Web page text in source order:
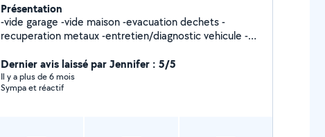
Présentation
-vide garage -vide maison -evacuation dechets -
recuperation metaux -entretien/diagnostic vehicule -
véhicule -etc
Dernier avis laissé par Jennifer : 5/5
Il y a plus de 6 mois
Sympa et réactif